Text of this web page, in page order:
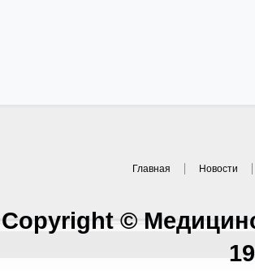
Главная Новости
Copyright ©